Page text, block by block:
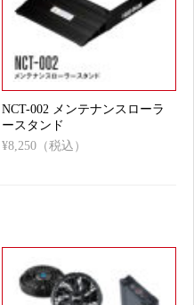
NCT-002 メンテナンスローラ
ースタンド
¥8,250（税込）